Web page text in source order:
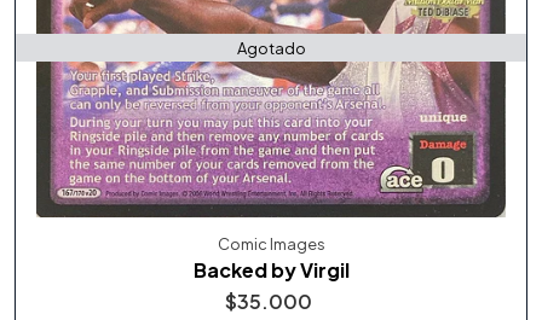
Agotado
Comic Images
Backed by Virgil
$35.000